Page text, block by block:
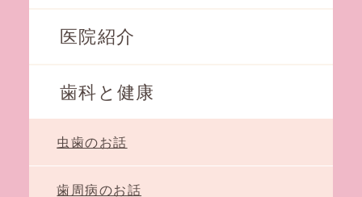
医院紹介
歯科と健康
虫歯のお話
歯周病のお話